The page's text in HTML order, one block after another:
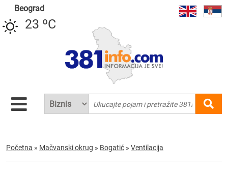
Beograd
23 ºC
Početna » Mačvanski okrug » Bogatić » Ventilacija